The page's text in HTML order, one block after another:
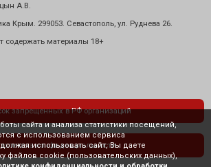
А.В.
Крым. 299053. Севастополь, ул. Руднева 26.
содержать материалы 18+
запрещенных в РФ организаций
конфиденциальности
сайта и анализа статистики посещений,
с использованием сервиса
использовать сайт, Вы даете
файлов cookie (пользовательских данных),